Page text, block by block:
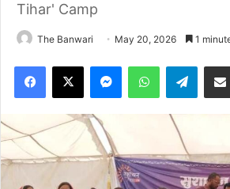
Tihar' Camp
The Banwari May 20, 2026 1
Facebook
X MessengerWhatsApp